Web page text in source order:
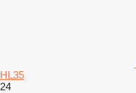
HL35
24